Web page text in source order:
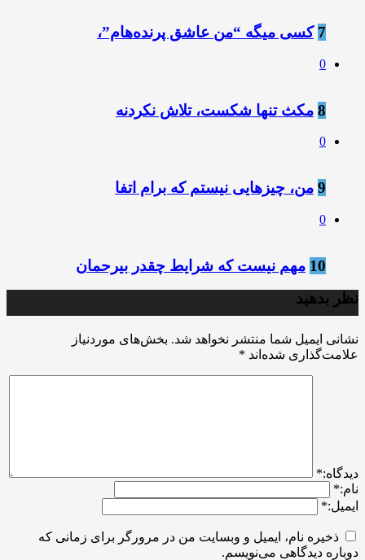
7 کسی میگه “من عاشق پرنده‌هام”،
0
8 مکث تنها شکست، تلاش نکردنه
0
9 من، چیزهایی نیستم که برام اتفا
0
10 مهم نیست که شرایط چقدر بیرحمان
نظر بدهید
نشانی ایمیل شما منتشر نخواهد شد. بخش‌های موردنیاز
علامت‌گذاری شده‌اند *
ديدگاه:*
نام:*
ایمیل:*
ذخیره نام، ایمیل و وبسایت من در مرورگر برای زمانی که
دوباره دیدگاهی می‌نویسم.